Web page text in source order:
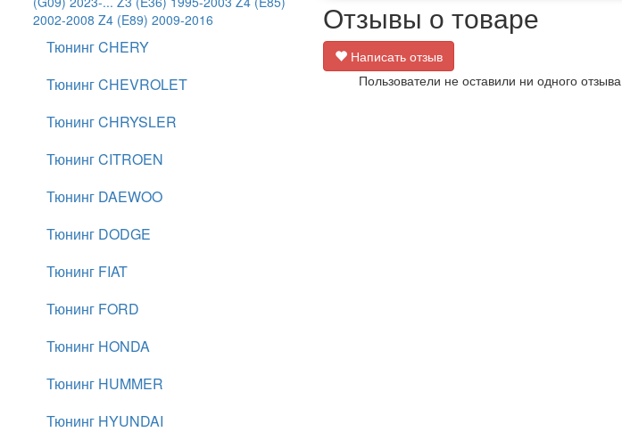
2002-2008 Z4 (E89) 2009-2016
Тюнинг CHERY
Тюнинг CHEVROLET
Тюнинг CHRYSLER
Тюнинг CITROEN
Тюнинг DAEWOO
Тюнинг DODGE
Тюнинг FIAT
Тюнинг FORD
Тюнинг HONDA
Тюнинг HUMMER
Тюнинг HYUNDAI
Отзывы о товаре
Написать отзыв
Пользователи не оставили ни одного отзыва